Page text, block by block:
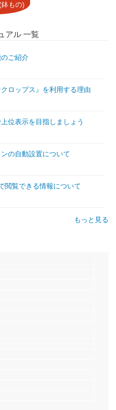
もの)
アル 一覧
のご紹介
ロップス』を利用する理由
位表示を目指しましょう
の自動設置について
閲覧できる情報について
もっと見る